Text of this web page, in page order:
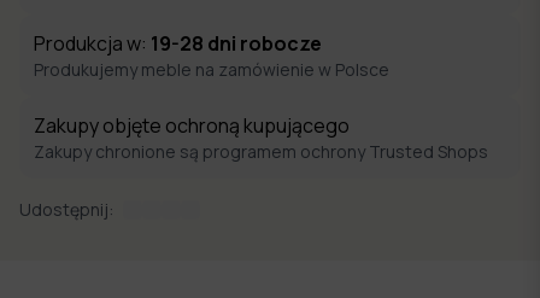
Produkcja w: 19-28 dni robocze
Produkujemy meble na zamówienie w Polsce
Zakupy objęte ochroną kupującego
Zakupy chronione są programem ochrony Trusted Shops
Udostępnij: